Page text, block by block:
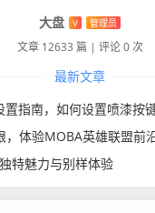
大盘 V 管理员
文章 12633 篇 | 评论 0 次
最新文章
置指南，如何设置喷漆按
，体验MOBA英雄联盟前
特魅力与别样体验